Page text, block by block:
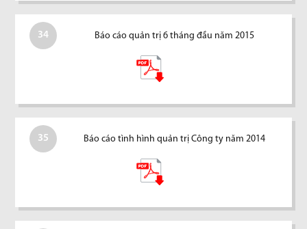
34 Báo cáo quản trị 6 tháng đầu năm 2015
35 Báo cáo tình hình quản trị Công ty năm 2014